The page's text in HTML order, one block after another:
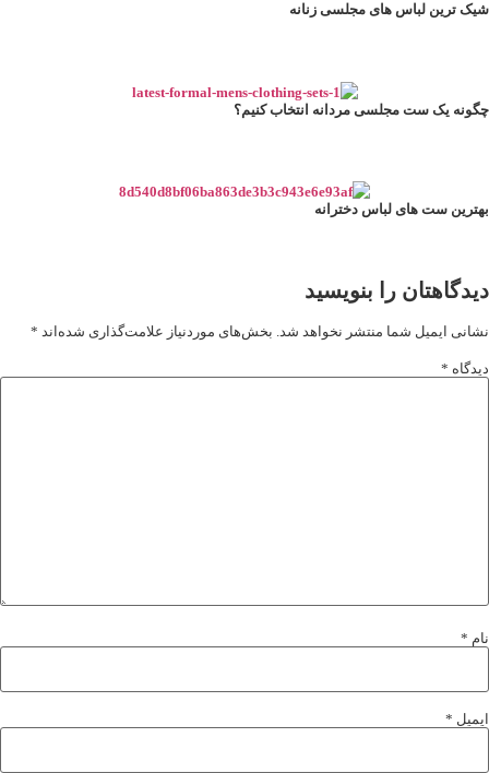
ترین لباس های مجلسی زنانه
یک ست مجلسی مردانه انتخاب کنیم؟
ست های لباس دخترانه
را بنویسید
ایمیل شما منتشر نخواهد شد. بخش‌های موردنیاز علامت‌گذاری شده‌اند*
*
*
*